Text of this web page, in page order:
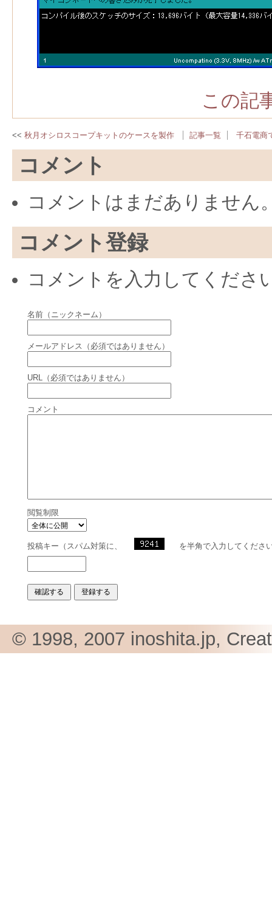
この記
秋月オシロスコープキットのケースを製作 記事一覧 千石電商
コメント
コメントはまだありません
コメント登録
コメントを入力してくださ
名前（ニックネーム）
メールアドレス（必須ではありません）
URL（必須ではありません）
コメント
閲覧制限
投稿キー（スパム対策に、 を半角で入力してくださ
© 1998, 2007 inoshita.jp,